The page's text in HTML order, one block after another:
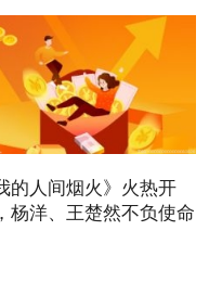
的人间烟火》火热开
杨洋、王楚然不负使命